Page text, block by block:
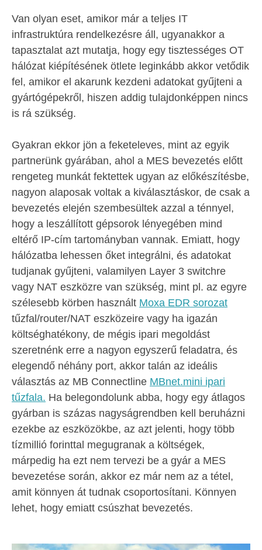
Van olyan eset, amikor már a teljes IT
infrastruktúra rendelkezésre áll, ugyanakkor a
tapasztalat azt mutatja, hogy egy tisztességes OT
hálózat kiépítésének ötlete leginkább akkor vetődik
fel, amikor el akarunk kezdeni adatokat gyűjteni a
gyártógépekről, hiszen addig tulajdonképpen nincs
is rá szükség.
Gyakran ekkor jön a feketeleves, mint az egyik
partnerünk gyárában, ahol a MES bevezetés előtt
rengeteg munkát fektettek ugyan az előkészítésbe,
nagyon alaposak voltak a kiválasztáskor, de csak a
bevezetés elején szembesültek azzal a ténnyel,
hogy a leszállított gépsorok lényegében mind
eltérő IP-cím tartományban vannak. Emiatt, hogy
hálózatba lehessen őket integrálni, és adatokat
tudjanak gyűjteni, valamilyen Layer 3 switchre
vagy NAT eszközre van szükség, mint pl. az egyre
szélesebb körben használt Moxa EDR sorozat
tűzfal/router/NAT eszközeire vagy ha igazán
költséghatékony, de mégis ipari megoldást
szeretnénk erre a nagyon egyszerű feladatra, és
elegendő néhány port, akkor talán az ideális
választás az MB Connectline MBnet.mini ipari
tűzfala. Ha belegondolunk abba, hogy egy átlagos
gyárban is százas nagyságrendben kell beruházni
ezekbe az eszközökbe, az azt jelenti, hogy több
tízmillió forinttal megugranak a költségek,
márpedig ha ezt nem tervezi be a gyár a MES
bevezetése során, akkor ez már nem az a tétel,
amit könnyen át tudnak csoportosítani. Könnyen
lehet, hogy emiatt csúszhat bevezetés.